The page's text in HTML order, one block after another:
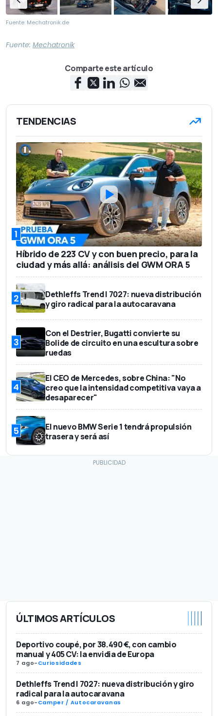
Fuente: Mechatronik.de
Fuente: Mechatronik
Comparte este artículo
TENDENCIAS
1
Híbrido de 223 CV y con buen precio, para la
ciudad y más allá: análisis del GWM ORA 5
2
Dethleffs Trend I 7027: nueva distribución
y giro radical para la autocaravana
3
Con el Destrier, Bugatti convierte su
Bolide de circuito en una escultura sobre
ruedas
4
El CEO de Mercedes, sobre China: "No
creo que la intensidad competitiva vaya a
desaparecer"
5
El nuevo BMW Serie 1 tendrá propulsión
trasera y será así
ÚLTIMOS ARTÍCULOS
Deportivo coupé, por 38.490 €, con cambio
manual y 405 CV: la envidia de Europa
7 ago-Curiosidades
Dethleffs Trend I 7027: nueva distribución y giro
radical para la autocaravana
6 ago-Camper / Autocaravanas